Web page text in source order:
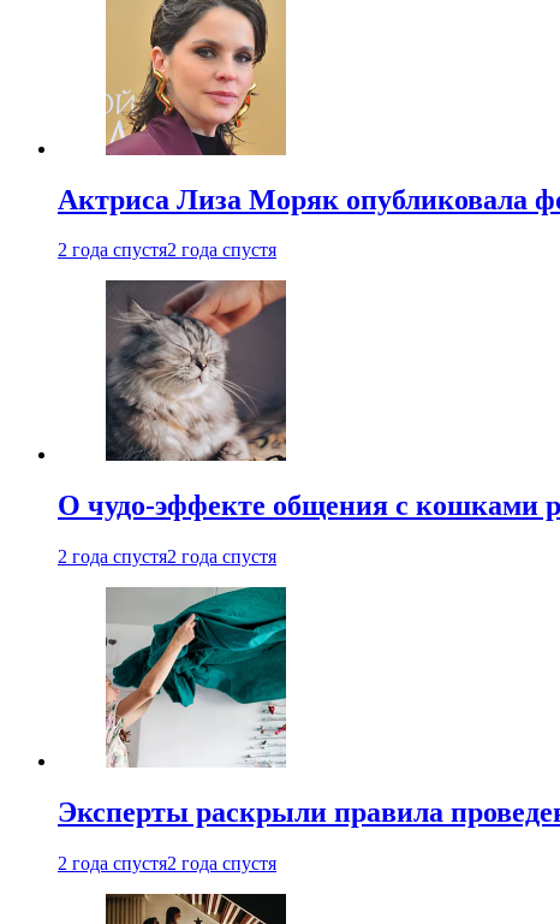
Актриса Лиза Моряк опубликовала
2 года спустя2 года спустя
О чудо-эффекте общения с кошками
2 года спустя2 года спустя
Эксперты раскрыли правила
2 года спустя2 года спустя